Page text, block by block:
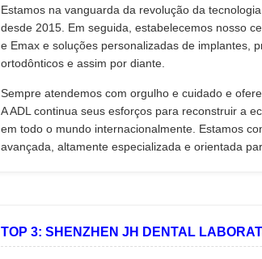
Estamos na vanguarda da revolução da
desde 2015. Em seguida, estabelecemos nosso
e Emax e soluções personalizadas de implantes,
ortodônticos e assim por diante.
Sempre atendemos com orgulho e cuidado e
A ADL continua seus esforços para reconstruir a
em todo o mundo internacionalmente. Estamos
avançada, altamente especializada e orientada
TOP 3: SHENZHEN JH DENTAL